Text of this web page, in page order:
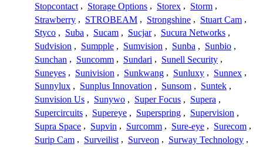
Stopcontact , Storage Options , Storex , Storm ,
Strawberry , STROBEAM , Strongshine , Stuart Cam ,
Styco , Suba , Sucam , Sucjar , Sucura Networks ,
Sudvision , Sumpple , Sumvision , Sunba , Sunbio ,
Sunchan , Suncomm , Sundari , Sunell Security ,
Suneyes , Sunivision , Sunkwang , Sunluxy , Sunnex ,
Sunnylux , Sunplus Innovation , Sunsom , Suntek ,
Sunvision Us , Sunywo , Super Focus , Supera ,
Supercircuits , Supereye , Superspring , Supervision ,
Supra Space , Supvin , Surcomm , Sure-eye , Surecom ,
Surip Cam , Surveilist , Surveon , Surway Technology ,